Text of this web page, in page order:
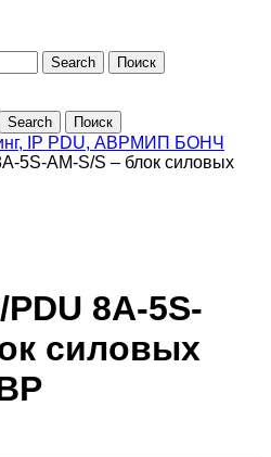
Search Поиск
Search Поиск
IP PDU, АВРМИП БОНЧ
5S-AM-S/S – блок силовых
8A-5S-
силовых